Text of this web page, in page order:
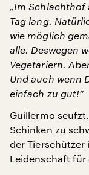
„Im Schlachthof
Tag lang.
wie möglich
alle. Deswegen
Vegetariern.
Und auch wenn
einfach zu gut!“
Guillermo
Schinken zu
der Tierschützer
Leidenschaft für